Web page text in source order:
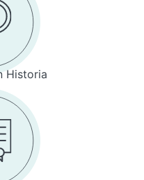
Historia